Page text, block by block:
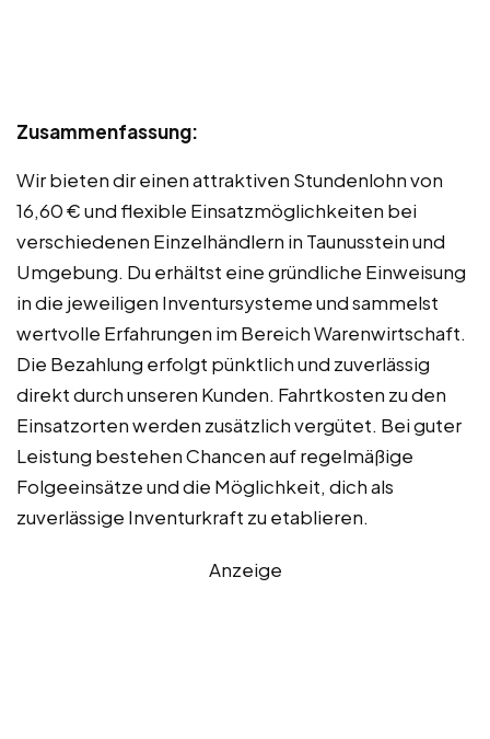
Zusammenfassung:
Wir bieten dir einen attraktiven Stundenlohn von
16,60 € und flexible Einsatzmöglichkeiten bei
verschiedenen Einzelhändlern in Taunusstein und
Umgebung. Du erhältst eine gründliche Einweisung
in die jeweiligen Inventursysteme und sammelst
wertvolle Erfahrungen im Bereich Warenwirtschaft.
Die Bezahlung erfolgt pünktlich und zuverlässig
direkt durch unseren Kunden. Fahrtkosten zu den
Einsatzorten werden zusätzlich vergütet. Bei guter
Leistung bestehen Chancen auf regelmäßige
Folgeeinsätze und die Möglichkeit, dich als
zuverlässige Inventurkraft zu etablieren.
Anzeige